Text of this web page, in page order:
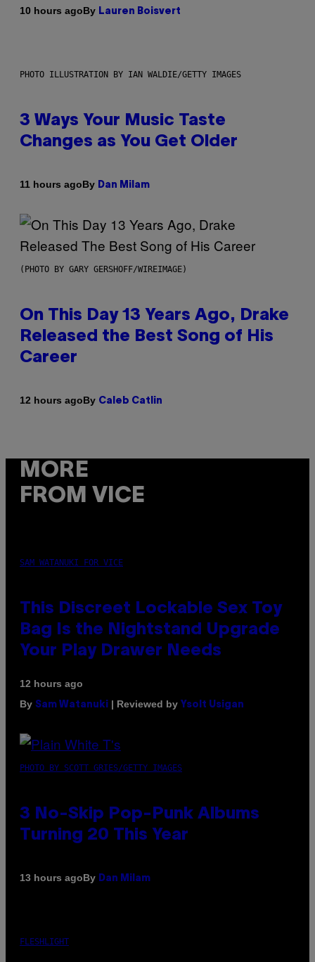
10 hours agoBy Lauren Boisvert
PHOTO ILLUSTRATION BY IAN WALDIE/GETTY IMAGES
3 Ways Your Music Taste
Changes as You Get Older
11 hours agoBy Dan Milam
(PHOTO BY GARY GERSHOFF/WIREIMAGE)
On This Day 13 Years Ago, Drake
Released the Best Song of His
Career
12 hours agoBy Caleb Catlin
MORE
FROM VICE
SAM WATANUKI FOR VICE
This Discreet Lockable Sex Toy
Bag Is the Nightstand Upgrade
Your Play Drawer Needs
12 hours ago
By Sam Watanuki | Reviewed by Ysolt Usigan
PHOTO BY SCOTT GRIES/GETTY IMAGES
3 No-Skip Pop-Punk Albums
Turning 20 This Year
13 hours agoBy Dan Milam
FLESHLIGHT